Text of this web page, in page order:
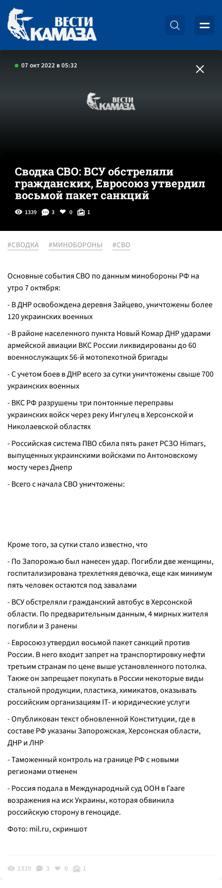
07 окт 2022 в 05:32
Сводка СВО: ВСУ обстреляли
гражданских, Евросоюз утвердил
восьмой пакет санкций
1339 3 0 1
#СВОДКА #МИНОБОРОНЫ #СВО
Основные события СВО по данным минобороны РФ на
утро 7 октября:
- В ДНР освобождена деревня Зайцево, уничтожены более
120 украинских военных
- В районе населенного пункта Новый Комар ДНР ударами
армейской авиации ВКС России ликвидированы до 60
военнослужащих 56-й мотопехотной бригады
- С учетом боев в ДНР всего за сутки уничтожены свыше 700
украинских военных
- ВКС РФ разрушены три понтонные переправы
украинских войск через реку Ингулец в Херсонской и
Николаевской областях
- Российская система ПВО сбила пять ракет РСЗО Himars,
выпущенных украинскими войсками по Антоновскому
мосту через Днепр
- Всего с начала СВО уничтожены:
Кроме того, за сутки стало известно, что
- По Запорожью был нанесен удар. Погибли две женщины,
госпитализирована трехлетняя девочка, еще как минимум
пять человек остаются под завалами
- ВСУ обстреляли гражданский автобус в Херсонской
области. По предварительным данным, 4 мирных жителя
погибли и 3 ранены
- Eвросоюз утвердил восьмой пакет санкций против
России. В него входит запрет на транспортировку нефти
третьим странам по цене выше установленного потолка.
Также он запрещает покупать в России некоторые виды
стальной продукции, пластика, химикатов, оказывать
российским организациям IT- и юридические услуги
- Опубликован текст обновленной Конституции, где в
составе РФ указаны Запорожская, Херсонская области,
ДНР и ЛНР
- Таможенный контроль на границе РФ с новыми
регионами отменен
- Россия подала в Международный суд ООН в Гааге
возражения на иск Украины, которая обвинила
российскую сторону в геноциде.
Фото: mil.ru, скриншот
1339 3 0 1